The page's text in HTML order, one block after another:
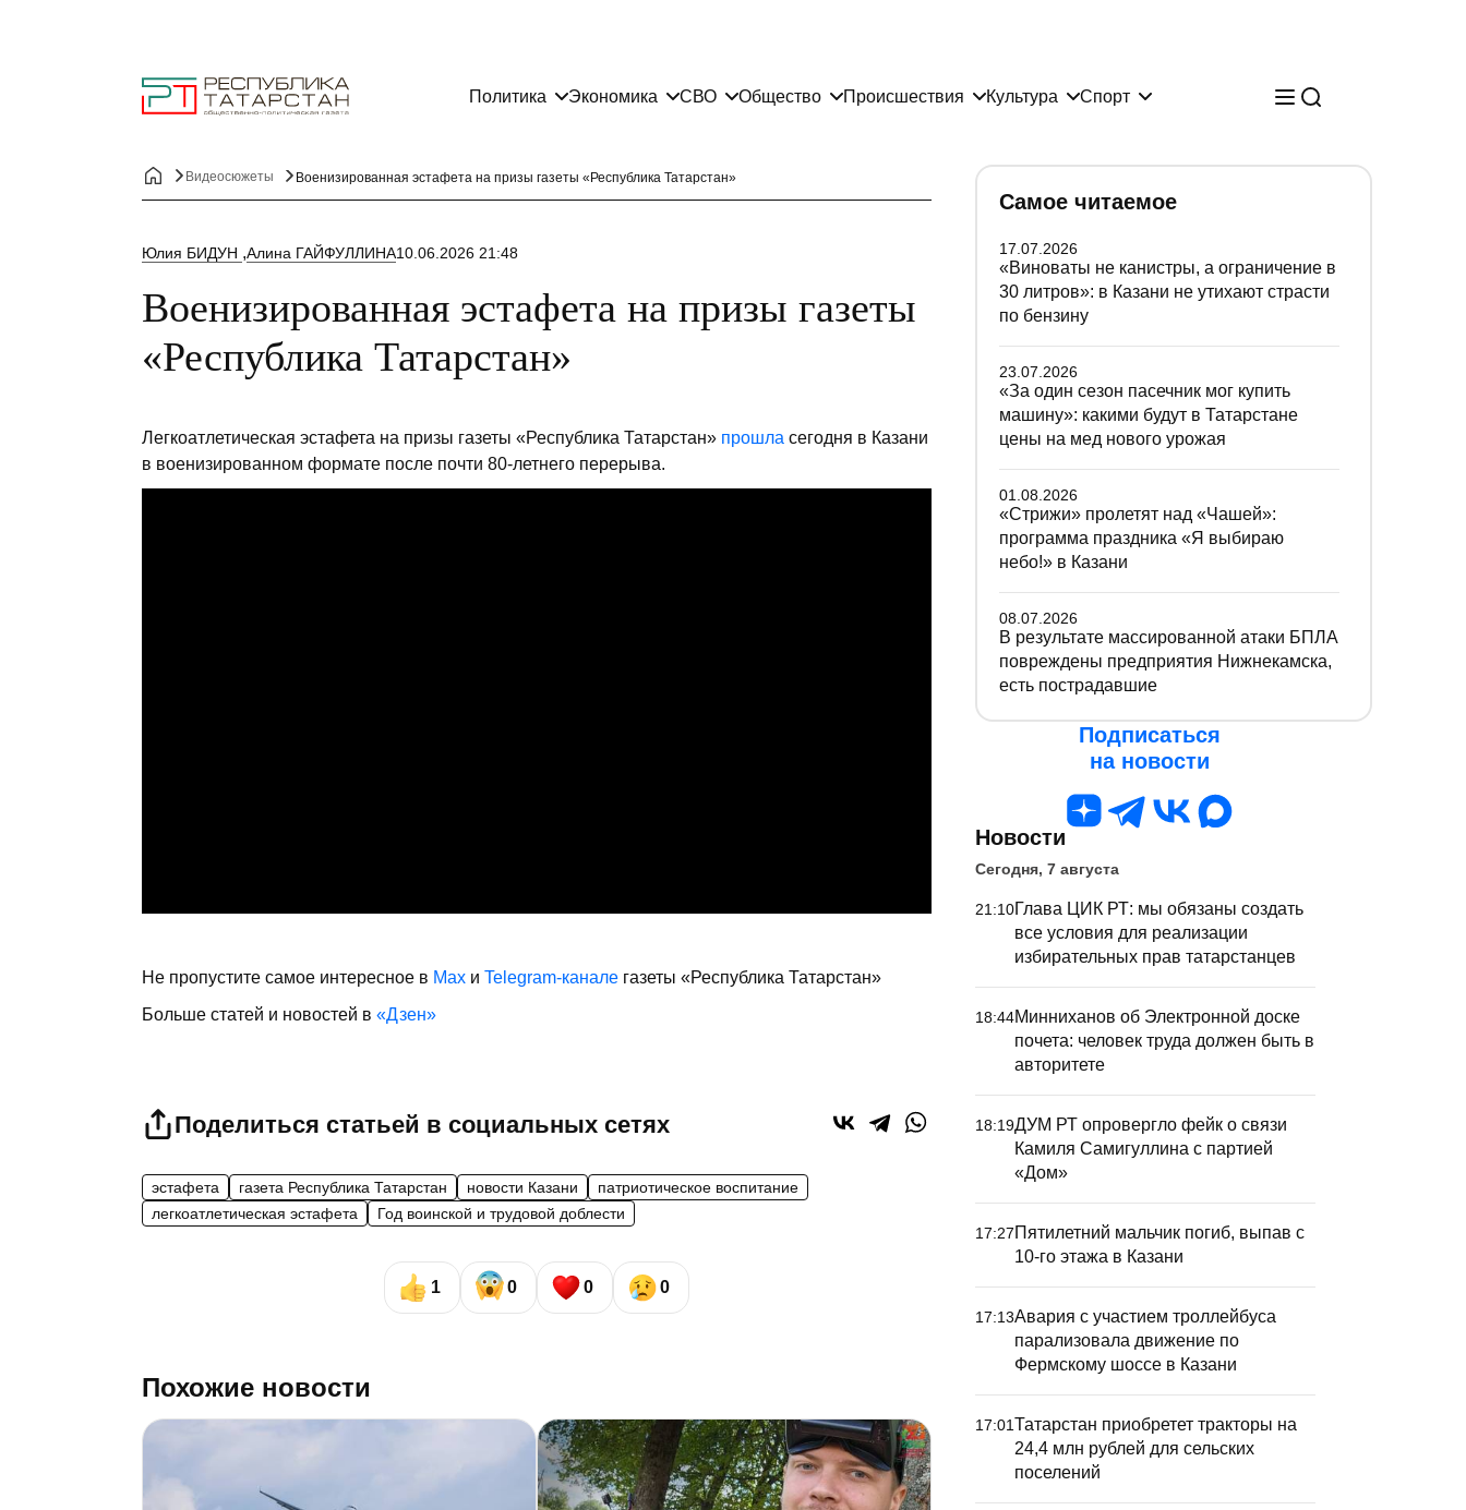
Политика Экономика СВО Общество Происшествия Культура Спорт
Видеосюжеты Военизированная эстафета на призы газеты «Республика Татарстан»
Юлия БИДУН Алина ГАЙФУЛЛИНА10.06.2026 21:48
Военизированная эстафета на призы газеты
«Республика Татарстан»
Легкоатлетическая эстафета на призы газеты «Республика Татарстан» прошла сегодня в Казани
в военизированном формате после почти 80-летнего перерыва.
Не пропустите самое интересное в Max и Telegram-канале газеты «Республика Татарстан»
Больше статей и новостей в «Дзен»
Поделиться статьей в социальных сетях
эстафета газета Республика Татарстан новости Казани
патриотическое воспитание
легкоатлетическая эстафета
Год воинской и трудовой доблести
1 0 0 0
Похожие новости
Самое читаемое
17.07.2026
«Виноваты не канистры, а ограничение в
30 литров»: в Казани не утихают страсти
по бензину
23.07.2026
«За один сезон пасечник мог купить
машину»: какими будут в Татарстане
цены на мед нового урожая
01.08.2026
«Стрижи» пролетят над «Чашей»:
программа праздника «Я выбираю
небо!» в Казани
08.07.2026
В результате массированной атаки БПЛА
повреждены предприятия Нижнекамска,
есть пострадавшие
Подписаться
на новости
Новости
Сегодня, 7 августа
21:10Глава ЦИК РТ: мы обязаны создать
все условия для реализации
избирательных прав татарстанцев
18:44Минниханов об Электронной доске
почета: человек труда должен быть в
авторитете
18:19ДУМ РТ опровергло фейк о связи
Камиля Самигуллина с партией
«Дом»
17:27Пятилетний мальчик погиб, выпав с
10-го этажа в Казани
17:13Авария с участием троллейбуса
парализовала движение по
Фермскому шоссе в Казани
17:01Татарстан приобретет тракторы на
24,4 млн рублей для сельских
поселений